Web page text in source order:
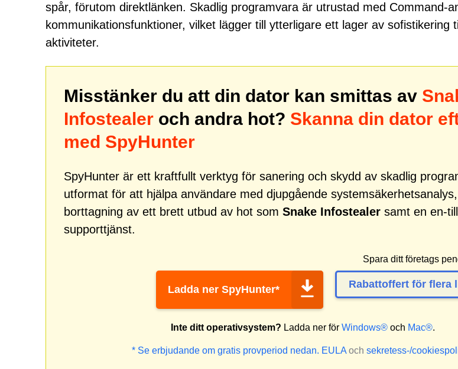
spår, förutom direktlänken. Skadlig programvara är utrustad med Command-
kommunikationsfunktioner, vilket lägger till ytterligare ett lager av sofistikering
aktiviteter.
Misstänker du att din dator kan smittas av
Infostealer och andra hot? Skanna din dator
med SpyHunter
SpyHunter är ett kraftfullt verktyg för sanering och skydd av skadlig
utformat för att hjälpa användare med djupgående
borttagning av ett brett utbud av hot som Snake Infostealer samt en en-
supporttjänst.
Ladda ner SpyHunter*
Spara ditt företags
Rabattoffert för flera
Inte ditt operativsystem? Ladda ner för Windows®och Mac®.
* Se erbjudande om gratis provperiod nedan. EULAoch sekretess-/